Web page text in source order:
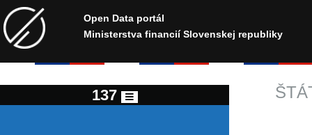
Open Data portál
Ministerstva financií Slovenskej republiky
137